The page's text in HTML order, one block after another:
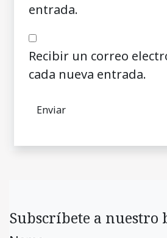
entrada.
Recibir un correo
cada nueva entrada.
Subscríbete a nuestro